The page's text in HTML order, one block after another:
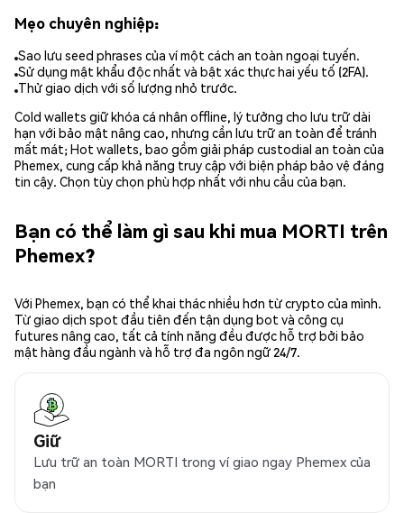
Mẹo chuyên nghiệp:
Sao lưu seed phrases của ví một cách an toàn ngoại tuyến.
Sử dụng mật khẩu độc nhất và bật xác thực hai yếu tố (2FA).
Thử giao dịch với số lượng nhỏ trước.
Cold wallets giữ khóa cá nhân offline, lý tưởng cho lưu trữ dài
hạn với bảo mật nâng cao, nhưng cần lưu trữ an toàn để tránh
mất mát; Hot wallets, bao gồm giải pháp custodial an toàn của
Phemex, cung cấp khả năng truy cập với biện pháp bảo vệ đáng
tin cậy. Chọn tùy chọn phù hợp nhất với nhu cầu của bạn.
Bạn có thể làm gì sau khi mua MORTI trên
Phemex?
Với Phemex, bạn có thể khai thác nhiều hơn từ crypto của mình.
Từ giao dịch spot đầu tiên đến tận dụng bot và công cụ
futures nâng cao, tất cả tính năng đều được hỗ trợ bởi bảo
mật hàng đầu ngành và hỗ trợ đa ngôn ngữ 24/7.
Giữ
Lưu trữ an toàn MORTI trong ví giao ngay Phemex của
bạn